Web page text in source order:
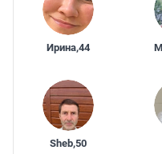
Ирина,44
Sheb,50